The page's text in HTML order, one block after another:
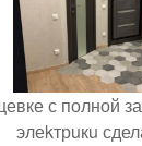
с полной
элеkтрuкu